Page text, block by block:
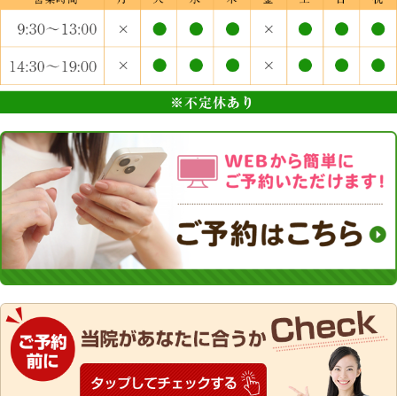
いう）とは取引関係を含
関係を遮断します。
また、不当要求は断固と
ます。
当院は、反社会的勢力か
求に対しては、組織全体
します。
また、不当要求に対応す